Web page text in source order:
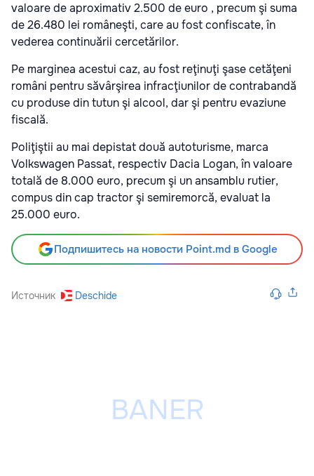
valoare de aproximativ 2.500 de euro , precum şi suma
de 26.480 lei româneşti, care au fost confiscate, în
vederea continuării cercetărilor.
Pe marginea acestui caz, au fost reţinuţi şase cetăţeni
români pentru săvârşirea infracţiunilor de contrabandă
cu produse din tutun şi alcool, dar şi pentru evaziune
fiscală.
Poliţiştii au mai depistat două autoturisme, marca
Volkswagen Passat, respectiv Dacia Logan, în valoare
totală de 8.000 euro, precum şi un ansamblu rutier,
compus din cap tractor şi semiremorcă, evaluat la
25.000 euro.
Подпишитесь на новости Point.md в Google
Источник Deschide